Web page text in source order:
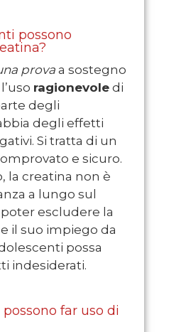
possono
prova a sostegno
ragionevole di
degli
degli effetti
Si tratta di un
e sicuro.
la creatina non è
a lungo sul
escludere la
il suo impiego da
possa
indesiderati.
far uso di